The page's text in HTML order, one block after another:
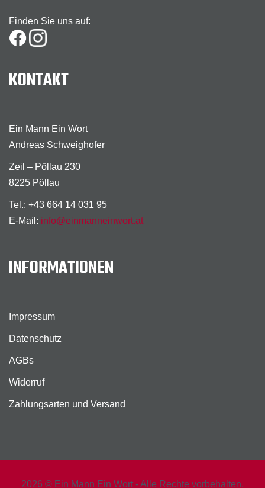
Finden Sie uns auf:
KONTAKT
Ein Mann Ein Wort
Andreas Schweighofer
Zeil – Pöllau 230
8225 Pöllau
Tel.: +43 664 14 031 95
E-Mail: info@einmanneinwort.at
INFORMATIONEN
Impressum
Datenschutz
AGBs
Widerruf
Zahlungsarten und Versand
2026 © Ein Mann Ein Wort - Alle Rechte vorbehalten.